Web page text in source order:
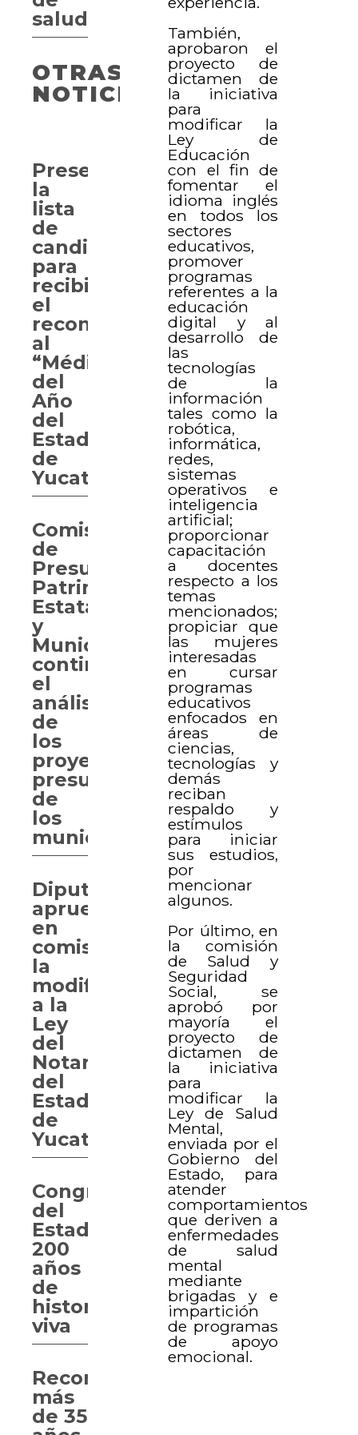
También,
aprobaron el
proyecto de
dictamen de
la iniciativa
para
modificar la
Ley de
Educación
con el fin de
fomentar el
idioma inglés
en todos los
sectores
educativos,
promover
programas
referentes a la
educación
digital y al
desarrollo de
las
tecnologías
de la
información
tales como la
robótica,
informática,
redes,
sistemas
operativos e
inteligencia
artificial;
proporcionar
capacitación
a docentes
respecto a los
temas
mencionados;
propiciar que
las mujeres
interesadas
en cursar
programas
educativos
enfocados en
áreas de
ciencias,
tecnologías y
demás
reciban
respaldo y
estímulos
para iniciar
sus estudios,
por
mencionar
algunos.
Por último, en
la comisión
de Salud y
Seguridad
Social, se
aprobó por
mayoría el
proyecto de
dictamen de
la iniciativa
para
modificar la
Ley de Salud
Mental,
enviada por el
Gobierno del
Estado, para
atender
comportamientos
que deriven a
enfermedades
de salud
mental
mediante
brigadas y e
impartición
de programas
de apoyo
emocional.
salud
OTRAS
NOTICIAS
Presentan
la
lista
de
candidatos
para
recibir
el
reconocimiento
al
“Médico
del
Año
del
Estado
de
Yucatán”.
Comisión
de
Presupuesto,
Patrimonio
Estatal
y
Municipal
continúa
el
análisis
de
los
proyectos
presupuestales
de
los
municipios.
Diputados
aprueban
en
comisión
la
modificación
a la
Ley
del
Notariado
del
Estado
de
Yucatán
Congreso
del
Estado,
200
años
de
historia
viva
Reconocen
más
de 35